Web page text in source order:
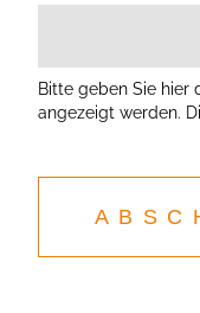
Bitte geben Sie hier
angezeigt werden.